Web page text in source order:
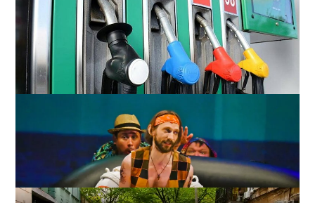
Неприятный сюрприз для водителей Одессы: на АЗС
снова взлетели цены
2
ВИБОР РЕДАКЦИИ